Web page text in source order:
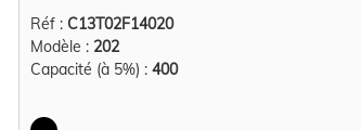
Réf : C13T02F14020
Modèle : 202
Capacité (à 5%) : 400